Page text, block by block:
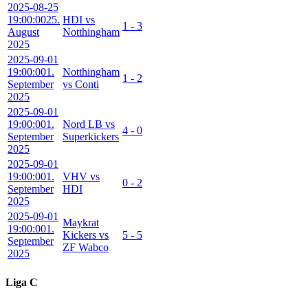
2025-08-25
19:00:0025.
August
2025
HDI vs
Notthingham
1 - 3
2025-09-01
19:00:001.
September
2025
Notthingham
vs Conti
1 - 2
2025-09-01
19:00:001.
September
2025
Nord LB vs
Superkickers
4 - 0
2025-09-01
19:00:001.
September
2025
VHV vs
HDI
0 - 2
2025-09-01
19:00:001.
September
2025
Maykrat
Kickers vs
ZF Wabco
5 - 5
Liga C